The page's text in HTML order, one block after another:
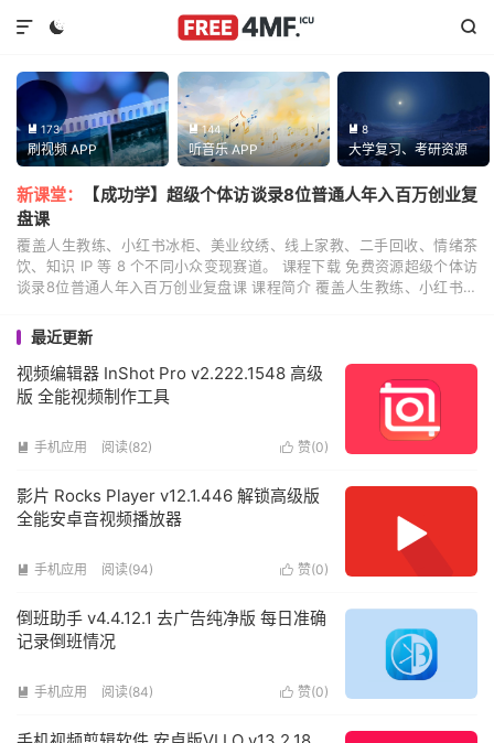
 

 173
刷视频 APP
 144
听音乐 APP
 8
大学复习、考研资源
新课堂：
【成功学】超级个体访谈录8位普通人年入百万创业复
盘课
覆盖人生教练、小红书冰柜、美业纹绣、线上家教、二手回收、情绪茶
饮、知识 IP 等 8 个不同小众变现赛道。 课程下载 免费资源超级个体访
谈录8位普通人年入百万创业复盘课 课程简介 覆盖人生教练、小红书冰
最近更新
视频编辑器 InShot Pro v2.222.1548 高级
版 全能视频制作工具
 赞(0)
 手机应用 阅读(82)
影片 Rocks Player v12.1.446 解锁高级版
全能安卓音视频播放器
 赞(0)
 手机应用 阅读(94)
倒班助手 v4.4.12.1 去广告纯净版 每日准确
记录倒班情况
 赞(0)
 手机应用 阅读(84)